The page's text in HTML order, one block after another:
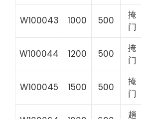
W100043 1000 500
掩
门
W100044 1200 500
掩
门
W100045 1500 500
掩
门
趟